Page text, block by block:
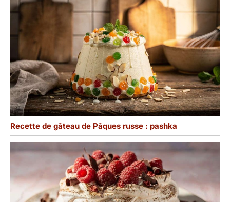
Recette de gâteau de Pâques russe : pashka